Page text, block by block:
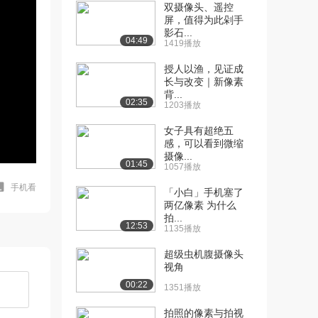
手机看
04:49
双摄像头、遥控
屏，值得为此剁手
影石...
1419播放
02:35
授人以渔，见证成
长与改变｜新像素
背...
1203播放
01:45
女子具有超绝五
感，可以看到微缩
摄像...
1057播放
12:53
「小白」手机塞了
两亿像素 为什么
拍...
1135播放
00:22
超级虫机腹摄像头
视角
1351播放
拍照的像素与拍视